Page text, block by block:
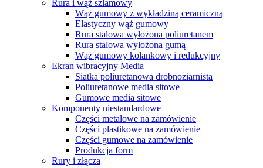
Rura i wąż szlamowy
Wąż gumowy z wykładziną ceramiczną
Elastyczny wąż gumowy
Rura stalowa wyłożona poliuretanem
Rura stalowa wyłożona gumą
Wąż gumowy kolankowy i redukcyjny
Ekran wibracyjny Media
Siatka poliuretanowa drobnoziarnista
Poliuretanowe media sitowe
Gumowe media sitowe
Komponenty niestandardowe
Części metalowe na zamówienie
Części plastikowe na zamówienie
Części gumowe na zamówienie
Produkcja form
Rury i złącza